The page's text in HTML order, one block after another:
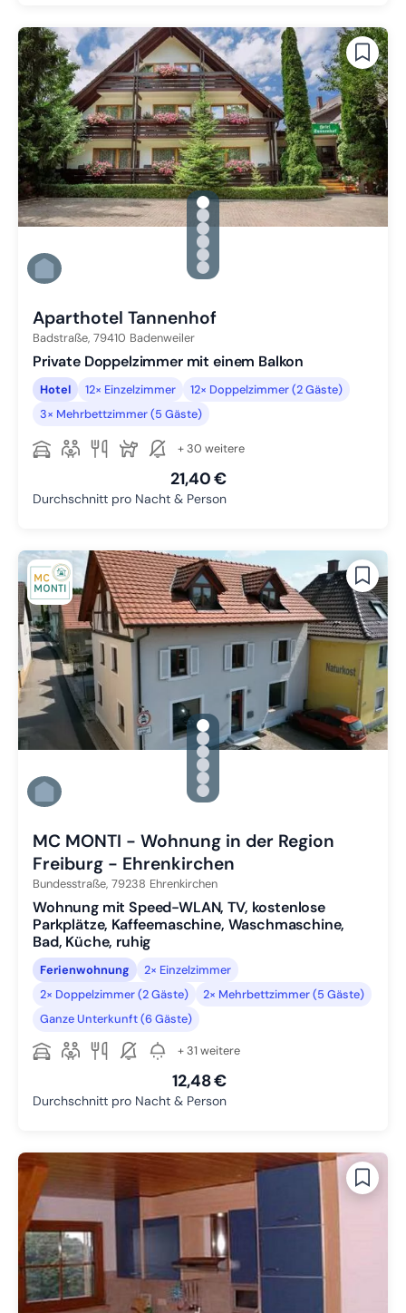
gallery.slide_selector
Zu Slide 1 wechseln
Zu Slide 2 wechseln
Zu Slide 3 wechseln
Zu Slide 4 wechseln
Zu Slide 5 wechseln
Zu Slide 6 wechseln
Aparthotel Tannenhof
Badstraße, 79410 Badenweiler
Private Doppelzimmer mit einem Balkon
Hotel 12× Einzelzimmer
12× Doppelzimmer (2 Gäste)
3× Mehrbettzimmer (5 Gäste)
+ 30 weitere
21,40 €
Durchschnitt pro Nacht & Person
gallery.slide_selector
Zu Slide 1 wechseln
Zu Slide 2 wechseln
Zu Slide 3 wechseln
Zu Slide 4 wechseln
Zu Slide 5 wechseln
Zu Slide 6 wechseln
MC MONTI - Wohnung in der Region
Freiburg - Ehrenkirchen
Bundesstraße, 79238 Ehrenkirchen
Wohnung mit Speed-WLAN, TV, kostenlose
Parkplätze, Kaffeemaschine, Waschmaschine,
Bad, Küche, ruhig
Ferienwohnung
2× Einzelzimmer
2× Doppelzimmer (2 Gäste)
2× Mehrbettzimmer (5 Gäste)
Ganze Unterkunft (6 Gäste)
+ 31 weitere
12,48 €
Durchschnitt pro Nacht & Person